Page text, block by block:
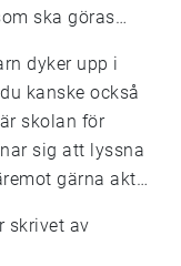
ska göras
dyker upp i
kanske också
skolan för
sig att lyssna
gärna akta
skrivet av